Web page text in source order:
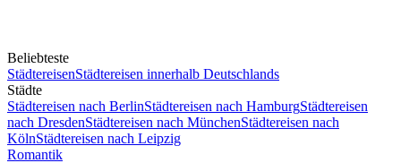
Beliebteste
StädtereisenStädtereisen innerhalb Deutschlands
Städte
Städtereisen nach BerlinStädtereisen nach HamburgStädtereisen
nach DresdenStädtereisen nach MünchenStädtereisen nach
KölnStädtereisen nach Leipzig
Romantik